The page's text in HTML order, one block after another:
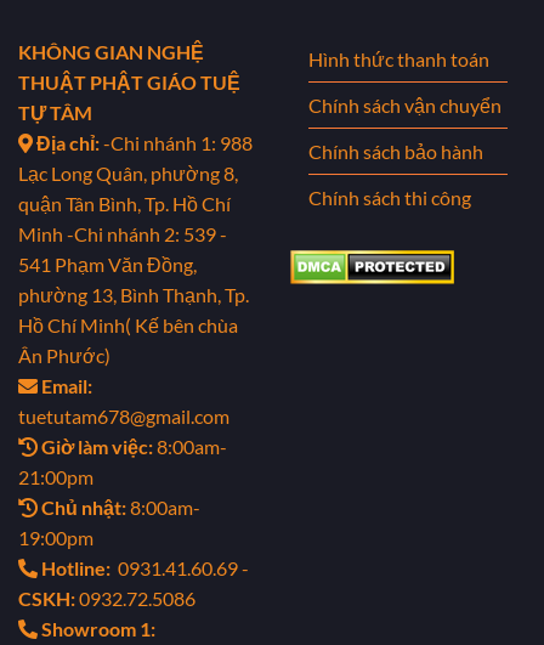
KHÔNG GIAN NGHỆ
THUẬT PHẬT GIÁO TUỆ
TỰ TÂM
Địa chỉ:-Chi nhánh 1: 988
Lạc Long Quân, phường 8,
quận Tân Bình, Tp. Hồ Chí
Minh -Chi nhánh 2: 539 -
541 Phạm Văn Đồng,
phường 13, Bình Thạnh, Tp.
Hồ Chí Minh( Kế bên chùa
Ân Phước)
Email:
tuetutam678@gmail.com
Giờ làm việc:8:00am-
21:00pm
Chủ nhật:8:00am-
19:00pm
Hotline: 0931.41.60.69 -
CSKH:0932.72.5086
Showroom 1:
Hình thức thanh toán
Chính sách vận chuyển
Chính sách bảo hành
Chính sách thi công